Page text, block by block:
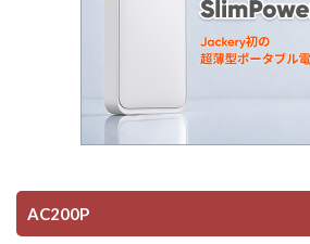
AC200P